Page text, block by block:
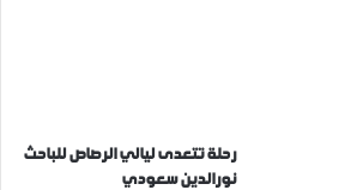
رحلة تتعدى ليالي الرصاص للباحث
نورالدين سعودي